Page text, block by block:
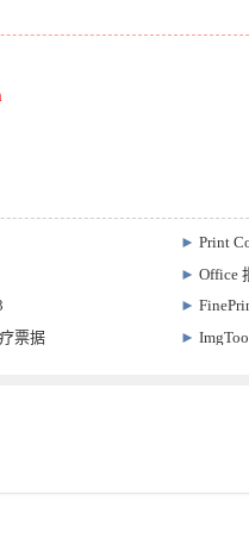
►Print
►Office
►
票据 ►